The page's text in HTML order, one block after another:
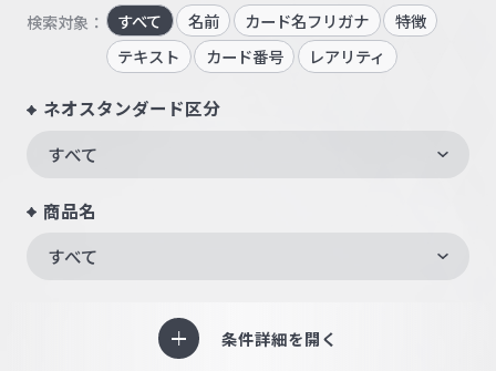
検索対象： すべて 名前 カード名フリガナ
特徴
テキスト
カード番号 レアリティ
ネオスタンダード区分
すべて
商品名
すべて
条件詳細を開く